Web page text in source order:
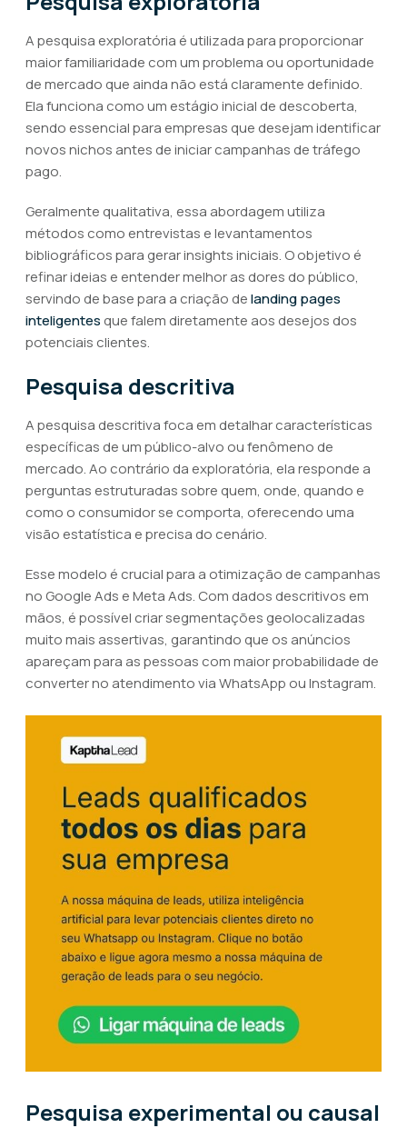
A pesquisa exploratória é utilizada para proporcionar
maior familiaridade com um problema ou oportunidade
de mercado que ainda não está claramente definido.
Ela funciona como um estágio inicial de descoberta,
sendo essencial para empresas que desejam identificar
novos nichos antes de iniciar campanhas de tráfego
pago.
Geralmente qualitativa, essa abordagem utiliza
métodos como entrevistas e levantamentos
bibliográficos para gerar insights iniciais. O objetivo é
refinar ideias e entender melhor as dores do público,
servindo de base para a criação delanding pages
inteligentes que falem diretamente aos desejos dos
potenciais clientes.
Pesquisa descritiva
A pesquisa descritiva foca em detalhar características
específicas de um público-alvo ou fenômeno de
mercado. Ao contrário da exploratória, ela responde a
perguntas estruturadas sobre quem, onde, quando e
como o consumidor se comporta, oferecendo uma
visão estatística e precisa do cenário.
Esse modelo é crucial para a otimização de campanhas
no Google Ads e Meta Ads. Com dados descritivos em
mãos, é possível criar segmentações geolocalizadas
muito mais assertivas, garantindo que os anúncios
apareçam para as pessoas com maior probabilidade de
converter no atendimento via WhatsApp ou Instagram.
Pesquisa experimental ou causal